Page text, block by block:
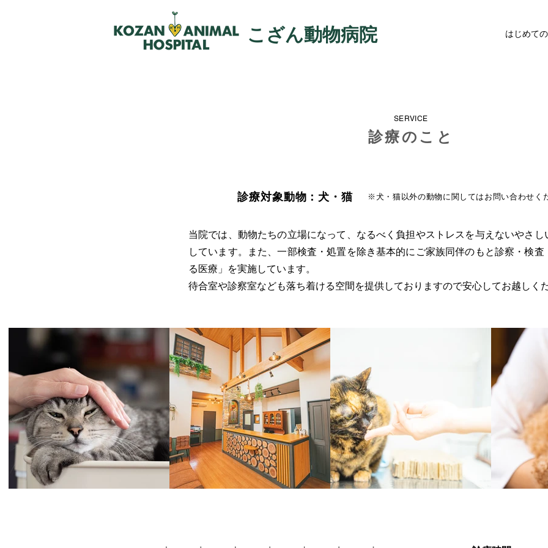
こざん動物病院 はじめて
SERVICE
診療のこと
診療対象動物：犬・猫 ※犬・猫以外の動物に関してはお問い合わせく
当院では、動物たちの立場になって、なるべく負担やストレスを与えないやさ
しています。また、一部検査・処置を除き基本的にご家族同伴のもと診察・検
る医療」を実施しています。
待合室や診察室なども落ち着ける空間を提供しておりますので安心してお越しく